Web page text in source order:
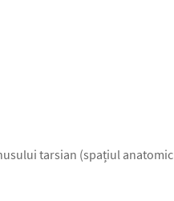
tarsian (spațiul anatomic